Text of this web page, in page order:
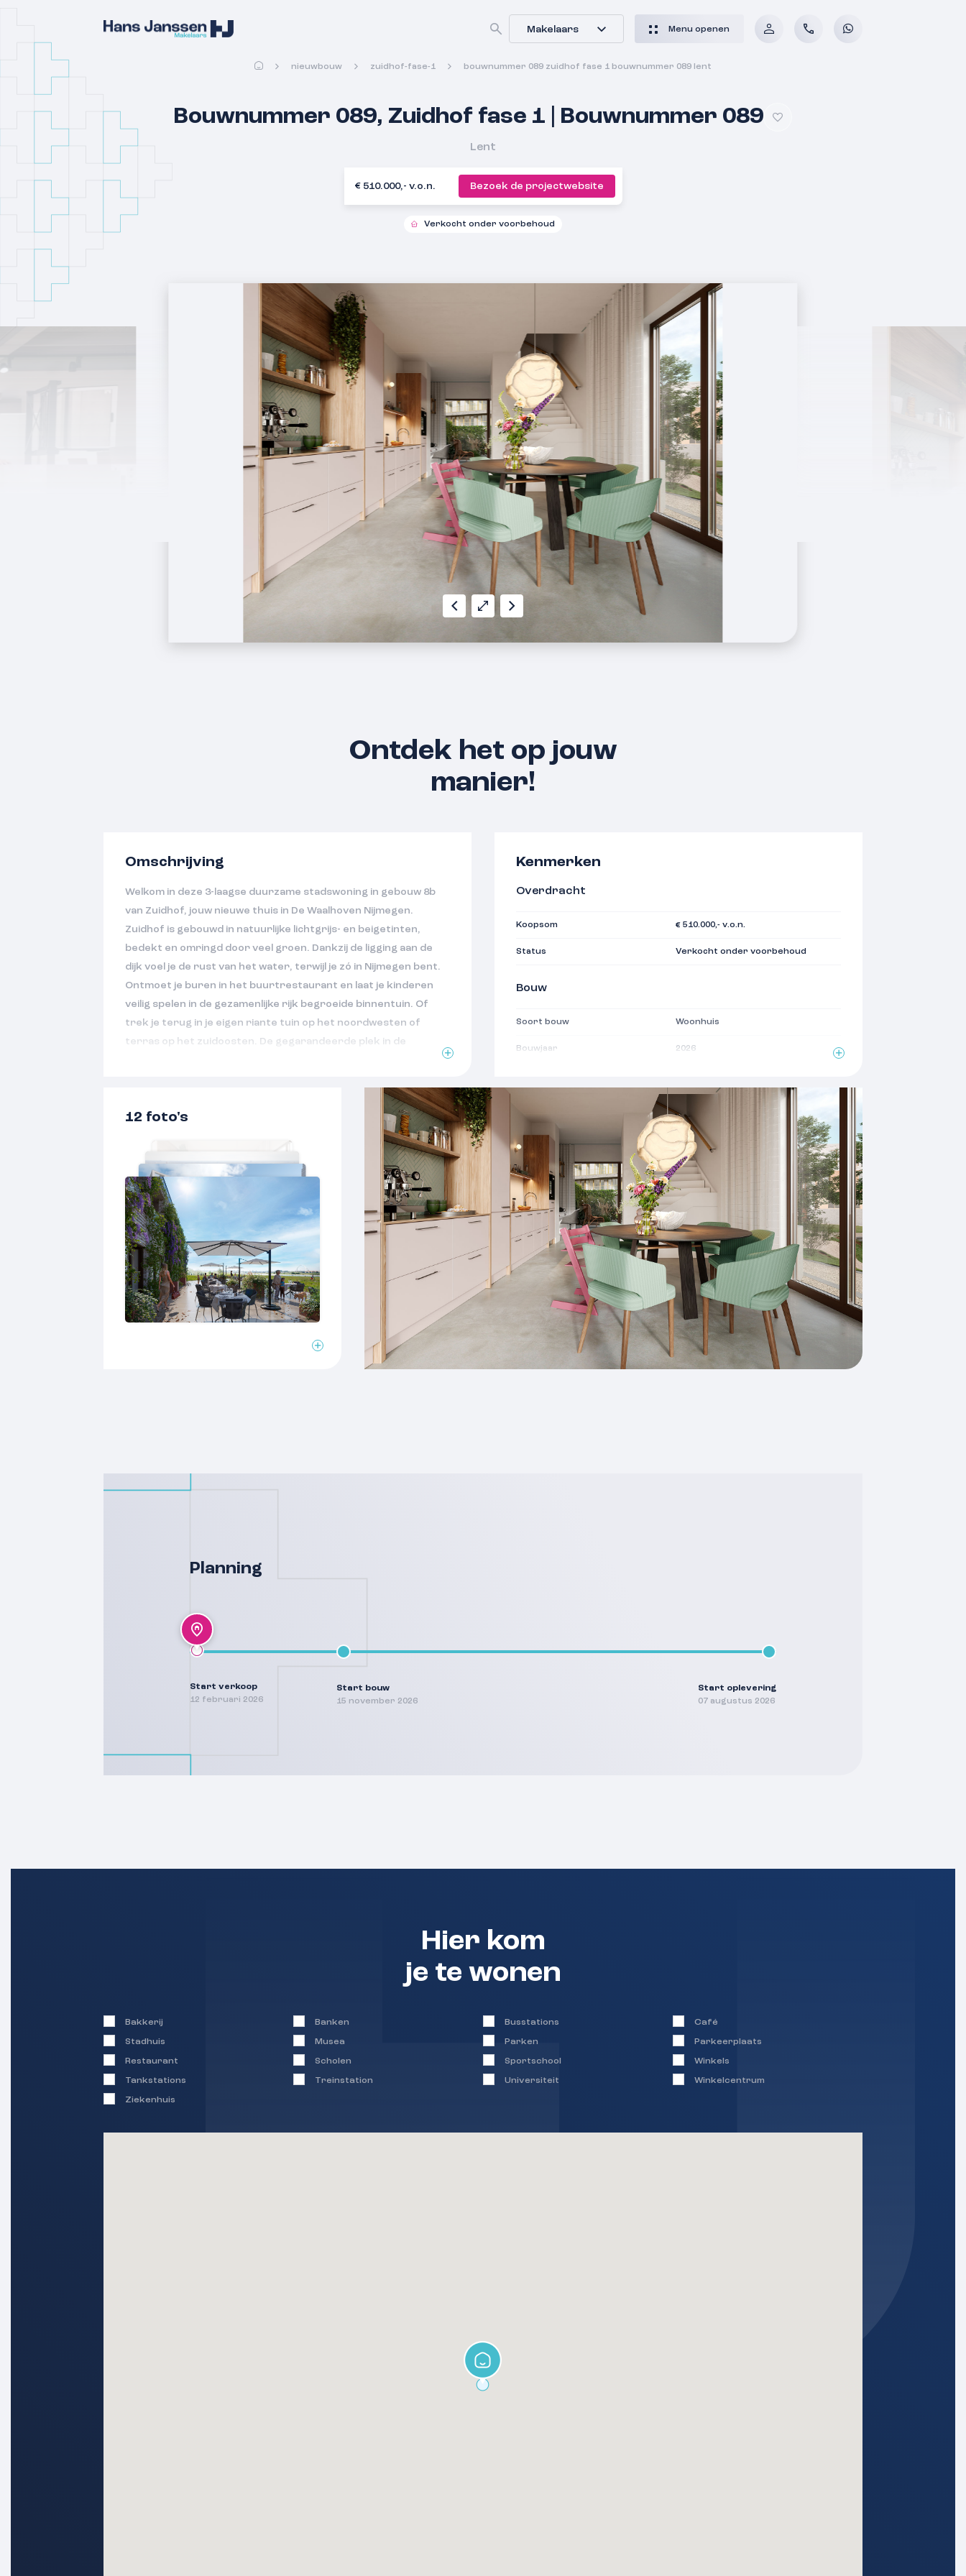
Makelaars Menu openen
nieuwbouw zuidhof-fase-1 bouwnummer 089 zuidhof fase 1 bouwnummer 089 lent
Bouwnummer 089, Zuidhof fase 1 | Bouwnummer 089
Lent
€ 510.000,- v.o.n. Bezoek de projectwebsite
Verkocht onder voorbehoud
Ontdek het op jouw
manier!
Omschrijving
Welkom in deze 3-laagse duurzame stadswoning in gebouw 8b
van Zuidhof, jouw nieuwe thuis in De Waalhoven Nijmegen.
Zuidhof is gebouwd in natuurlijke lichtgrijs- en beigetinten,
bedekt en omringd door veel groen. Dankzij de ligging aan de
dijk voel je de rust van het water, terwijl je zó in Nijmegen bent.
Ontmoet je buren in het buurtrestaurant en laat je kinderen
veilig spelen in de gezamenlijke rijk begroeide binnentuin. Of
trek je terug in je eigen riante tuin op het noordwesten of
terras op het zuidoosten. De gegarandeerde plek in de
ondergrondse parkeergarage maakt het woongenot in Zuidhof
Via de voortuin bereik je de voordeur en stap je de hal binnen
met toilet. Loop vanaf de hal de deur door en vind meteen de
trap omhoog met een handig geplaatste berging eronder. Altijd
al van een sfeervolle woonkeuken gedroomd? Daar sta je nu in:
deze lichte open keuken met ruimte voor een grote tafel nodigt
uit tot gezellige ontbijtjes met je gezin of uitgebreide diners
met vrienden. Licht, omdat de keuken grenst aan je eigen
zonneterras. Start er de dag met een kop koffie in de
ochtendzon en profiteer van het licht tot in de middag.
Verdiepingen voor ontspanning en rust
De trap omhoog leidt je naar de woonkamer. Hier kom je tot
rust en maak je het gezellig met een comfortabele zithoek om
lekker te ontspannen met een boek of serie. Op deze
allemaal als slaapkamer, of richt er 1 in als werk-, logeer of fijne
hobbykamer – wat er ook past bij jullie huishouden. Grijp jij de
Kenmerken
Overdracht
Koopsom € 510.000,- v.o.n.
Status Verkocht onder voorbehoud
Bouw
Soort bouw Woonhuis
Bouwjaar 2026
Oppervlakten
Woonoppervlakte 100 m
Indeling
Aantal kamers 4 kamers
Aantal woonlagen 3 woonlagen
12 foto's
Planning
Start verkoop
12 februari 2026
Start bouw
15 november 2026
Start oplevering
07 augustus 2026
Hier kom
je te wonen
Bakkerij Banken Busstations Café
Stadhuis Musea Parken Parkeerplaats
Restaurant Scholen Sportschool Winkels
Tankstations Treinstation Universiteit Winkelcentrum
Ziekenhuis